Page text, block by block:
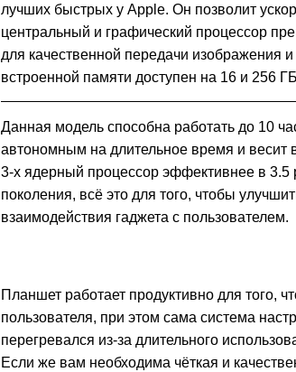
лучших быстрых у Apple. Он позволит
центральный и графический процессор
для качественной передачи изображения
встроенной памяти доступен на 16 и 256
Данная модель способна работать до 10
автономным на длительное время и весит
3-х ядерный процессор эффективнее в 3.5
поколения, всё это для того, чтобы
взаимодействия гаджета с пользователем.
Планшет работает продуктивно для того,
пользователя, при этом сама система
перегревался из-за длительного
Если же вам необходима чёткая и